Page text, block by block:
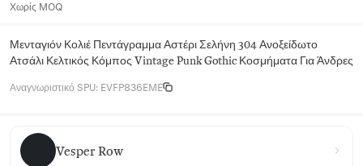
Χωρίς MOQ
Μενταγιόν Κολιέ Πεντάγραμμα Αστέρι Σελήνη 304 Ανοξείδωτο
Ατσάλι Κελτικός Κόμπος Vintage Punk Gothic Κοσμήματα Για Άνδρες
Αναγνωριστικό SPU: EVFP836EME
Vesper Row
Vesper Row